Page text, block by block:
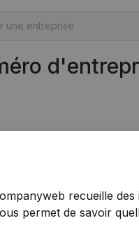
recueille
permet de savoir